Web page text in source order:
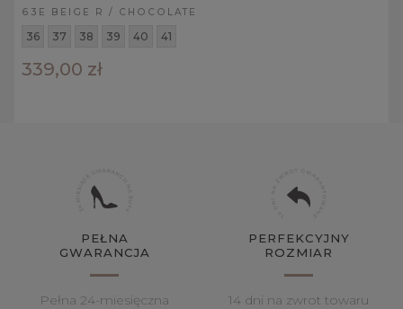
63E BEIGE R / CHOCOLATE
36 37 38 39 40 41
339,00 zł
PEŁNA
GWARANCJA
Pełna 24-miesięczna
PERFEKCYJNY
ROZMIAR
14 dni na zwrot towaru